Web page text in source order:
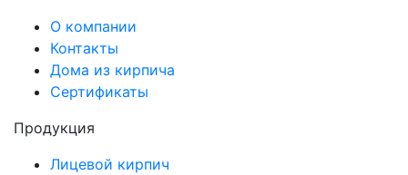
О компании
Контакты
Дома из кирпича
Сертификаты
Продукция
Лицевой кирпич